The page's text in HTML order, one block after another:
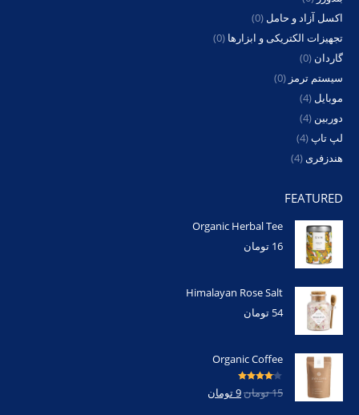
اکسل آزاد و حامل (0)
تجهیزات الکتریکی و ابزارها (0)
گاردان (0)
سیستم ترمز (0)
موبایل (4)
دوربین (4)
لپ تاپ(4)
هندزفری(4)
FEATURED
Organic Herbal Tee
16 تومان
Himalayan Rose Salt
54 تومان
Organic Coffee
امتیاز4.00
از 5 15تومان9تومان